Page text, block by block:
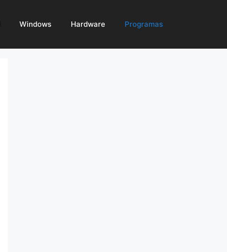
Windows Hardware Programas